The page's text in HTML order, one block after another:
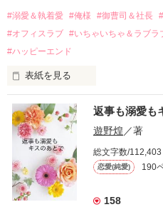
過去の傷から、二度と会いたく
運命のような再会を果たす。
酔った勢いで一夜を共にしてし
さらに、美桜が初めてだと知っ
『責任をとる、結婚しよう』と
戸惑う美桜とは裏腹に、好きと
甘やかしてくる。
そんなある日、哲平は美桜がス
遭っていることを知る。
美桜を守るため、哲平は同居を
#溺愛＆執着愛 #俺様 #御曹司＆社長
#オフィスラブ #いちゃいちゃ＆ラブラ
#ハッピーエンド
表紙を見る
おかしな噂を流されて前の職
桜は、海外で傷心旅行をしてい
い、酒の勢いもあり一夜限りの
帰国後、美桜は新しい職場で
なんと彼の正体は、とある財閥
れて起業した新進気鋭の実業家
――御影恭司その人だったのだ
なぜか恭司から飼い猫の世話
返事も溺愛も
遊野煌／著
総文字数/112,403
恋愛(純愛) 190
158